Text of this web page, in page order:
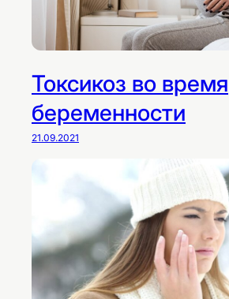
Токсикоз во время
беременности
21.09.2021